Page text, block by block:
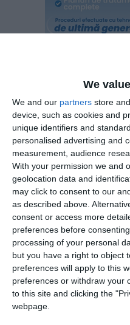
We
We and our partners store
device, such as cookies and
unique identifiers and
personalised advertising and
measurement, audience
With your permission we and
geolocation data and
may click to consent to our
as described above.
consent or access more
preferences before
processing of your personal
but you have a right to object
preferences will apply to this
preferences or withdraw your
to this site and clicking the
webpage.
Citește și
O nouă întrerupere a
Constanța, din cauza unei
Adaugă-
Ti-a